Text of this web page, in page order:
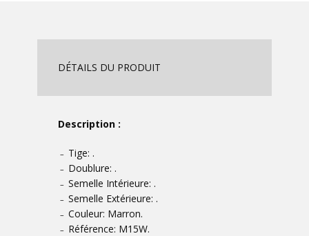
DÉTAILS DU PRODUIT
Description :
– Tige: .
– Doublure: .
– Semelle Intérieure: .
– Semelle Extérieure: .
– Couleur: Marron.
– Référence: M15W.